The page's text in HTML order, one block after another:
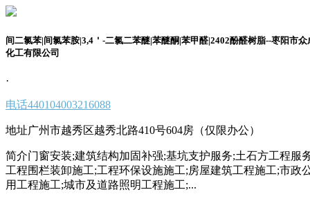
间二氯苯|间氯苯胺|3,4＇-二氯二苯醚|苯醚酮|苯甲醛|2402酚醛树脂--枣阳市众
化工有限公司
·
电话440104003216088
地址广州市越秀区越秀北路410号604房（仅限办公）
简介门窗安装;建筑结构加固补强;基坑支护服务;土石方工程服
工程围栏装卸施工;工程环保设施施工;房屋建筑工程施工;市政
用工程施工;城市及道路照明工程施工;...